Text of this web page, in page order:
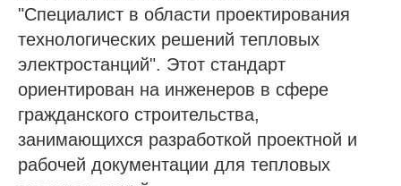
"Специалист в области проектирования
технологических решений тепловых
электростанций". Этот стандарт
ориентирован на инженеров в сфере
гражданского строительства,
занимающихся разработкой проектной и
рабочей документации для тепловых